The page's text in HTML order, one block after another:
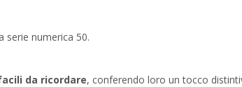
serie numerica 50.
da ricordare, conferendo loro un tocco